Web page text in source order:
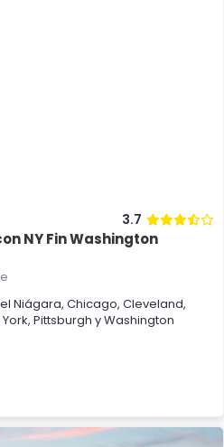
3.7
NY Fin Washington
Niágara, Chicago, Cleveland,
, Pittsburgh yWashington